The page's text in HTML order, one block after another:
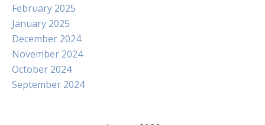
February 2025
January 2025
December 2024
November 2024
October 2024
September 2024